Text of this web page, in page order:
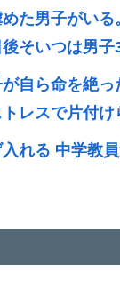
た男子がい
そいつは男
自ら命を絶
レスで片付
れる 中学教